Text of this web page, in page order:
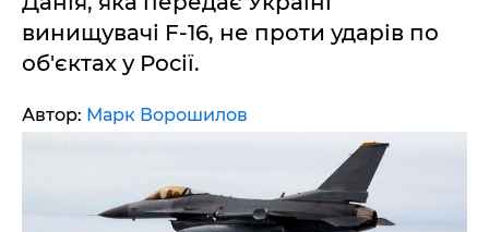
винищувачі F-16, не проти ударів по
об'єктах у Росії.
Автор: Марк Ворошилов